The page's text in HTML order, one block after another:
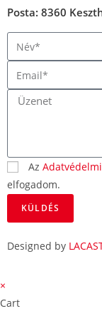
Posta: 8360
Az
elfogadom.
KÜLDÉS
Designed by
×
Cart